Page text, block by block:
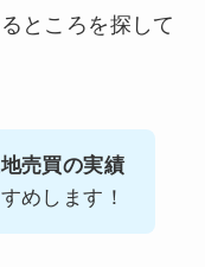
ところを探して
売買の実績
めします！